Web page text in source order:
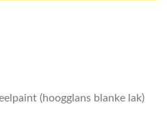
(hoogglans blanke lak)